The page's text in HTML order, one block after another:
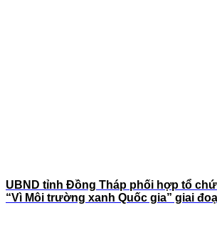
UBND tỉnh Đồng Tháp phối hợp tổ
“Vì Môi trường xanh Quốc gia” giai